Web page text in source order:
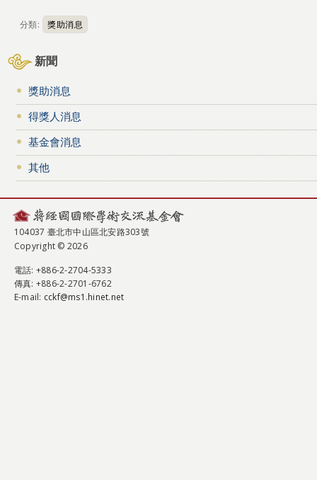
分類: 獎助消息
新聞
獎助消息
得獎人消息
基金會消息
其他
104037 臺北市中山區北安路303號
Copyright © 2026
電話: +886-2-2704-5333
傳真: +886-2-2701-6762
E-mail: cckf@ms1.hinet.net